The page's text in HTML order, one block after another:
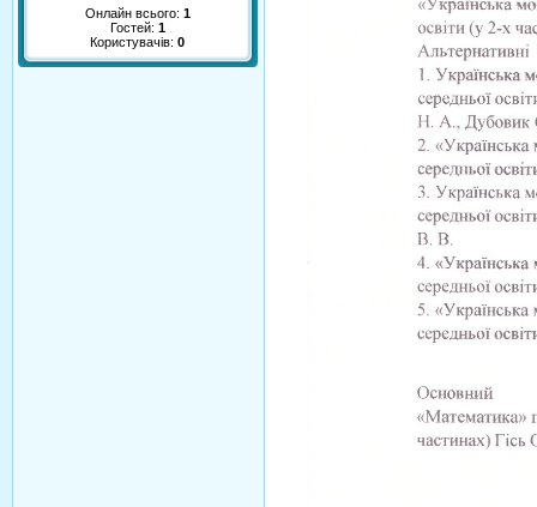
Онлайн всього: 1
Гостей: 1
Користувачів:0